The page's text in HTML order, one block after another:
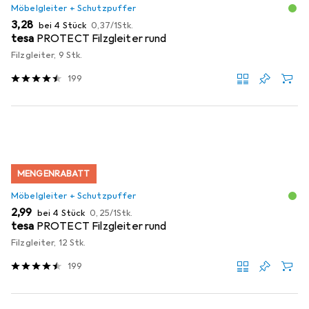
Möbelgleiter + Schutzpuffer
EUR
3,28 bei 4 Stück EUR
0,37/1Stk.
tesa PROTECT Filzgleiter rund
Filzgleiter, 9 Stk.
199
MENGENRABATT
Möbelgleiter + Schutzpuffer
EUR
2,99 bei 4 Stück EUR
0,25/1Stk.
tesa PROTECT Filzgleiter rund
Filzgleiter, 12 Stk.
199